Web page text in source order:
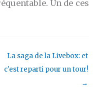
Un de ces
La saga de la Livebox: et
c'est reparti pour un tour!
→